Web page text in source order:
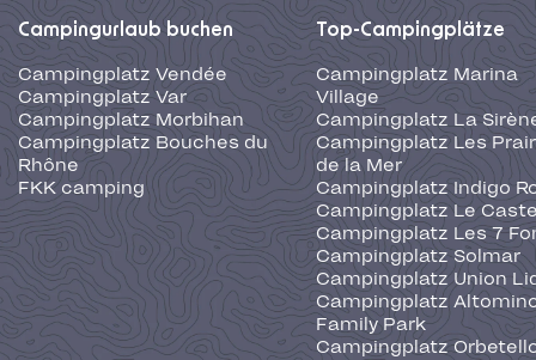
Campingurlaub buchen
Campingplatz Vendée
Campingplatz Var
Campingplatz Morbihan
Campingplatz Bouches du
Rhône
FKK camping
Top-Campingplätze
Campingplatz Marina
Village
Campingplatz La
Campingplatz Les
de la Mer
Campingplatz Indigo
Campingplatz Le
Campingplatz Les 7
Campingplatz Solmar
Campingplatz Union
Campingplatz
Family Park
Campingplatz